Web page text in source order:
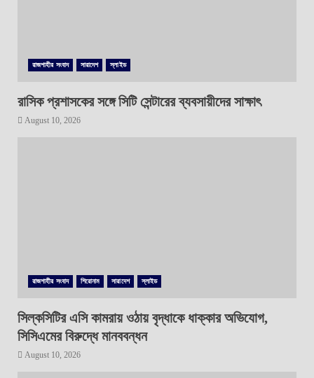
রাজশাহীর সংবাদ সারাদেশ স্লাইড
রাসিক প্রশাসকের সঙ্গে সিটি সেন্টারের ব্যবসায়ীদের সাক্ষাৎ
August 10, 2026
রাজশাহীর সংবাদ শিরোনাম সারাদেশ স্লাইড
সিল্কসিটির এসি কামরায় ওঠায় বৃদ্ধাকে ধাক্কার অভিযোগ,
সিসিএমের বিরুদ্ধে মানববন্ধন
August 10, 2026